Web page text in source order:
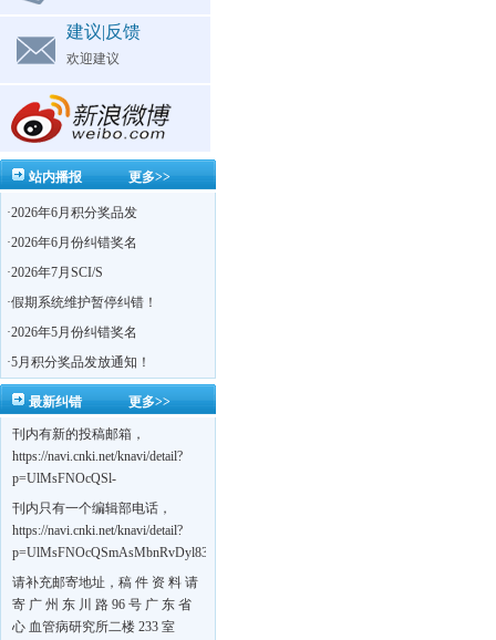
建议|反馈
欢迎建议
更多>>
站内播报
·2026年6月积分奖品发
·2026年6月份纠错奖名
·2026年7月SCI/S
·假期系统维护暂停纠错！
·2026年5月份纠错奖名
·5月积分奖品发放通知！
更多>>
最新纠错
刊内有新的投稿邮箱，
https://navi.cnki.net/knavi/detail?
p=UlMsFNOcQSl-
刊内只有一个编辑部电话，
https://navi.cnki.net/knavi/detail?
p=UlMsFNOcQSmAsMbnRvDyl83fGGu5dcrBYtF-
w7VFJdSWT5tem1RQ5W2sC5HRG-
S8mH75DuljrTVfVeoXxT4L0b-
Yrk7HaGd7C2w5FD7nrnLRR5Q57zsTTQ==&uniplatform=NZKPT&language=CHS
请补充邮寄地址，稿 件 资 料 请
寄 广 州 东 川 路 96 号 广 东 省
心 血管病研究所二楼 233 室